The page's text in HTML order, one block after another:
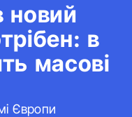
новий
в
масові
Європи